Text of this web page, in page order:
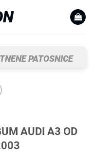
PATOSNICE
AUDI A3 OD